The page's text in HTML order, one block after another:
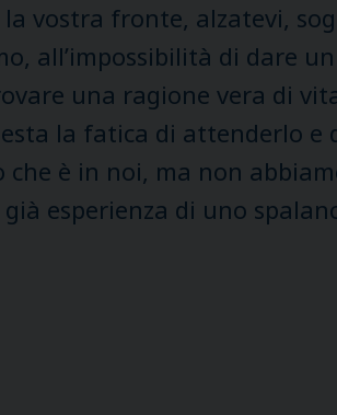
vostra fronte, alzatevi,
all’impossibilità di dare
una ragione vera di
la fatica di attenderlo e
è in noi, ma non
esperienza di uno